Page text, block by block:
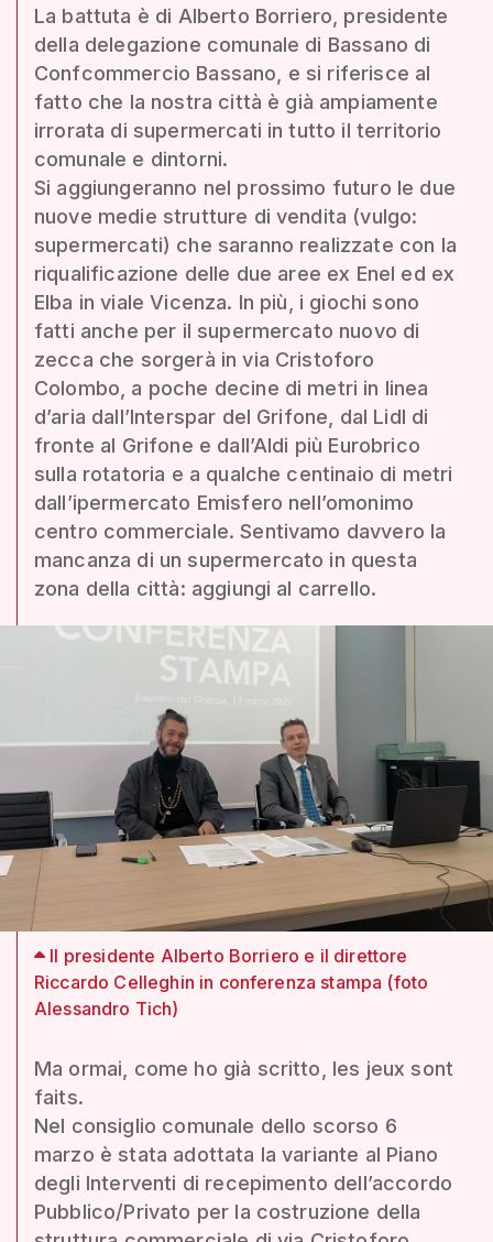
La battuta è di Alberto Borriero, presidente
della delegazione comunale di Bassano di
Confcommercio Bassano, e si riferisce al
fatto che la nostra città è già ampiamente
irrorata di supermercati in tutto il territorio
comunale e dintorni.
Si aggiungeranno nel prossimo futuro le due
nuove medie strutture di vendita (vulgo:
supermercati) che saranno realizzate con la
riqualificazione delle due aree ex Enel ed ex
Elba in viale Vicenza. In più, i giochi sono
fatti anche per il supermercato nuovo di
zecca che sorgerà in via Cristoforo
Colombo, a poche decine di metri in linea
d’aria dall’Interspar del Grifone, dal Lidl di
fronte al Grifone e dall’Aldi più Eurobrico
sulla rotatoria e a qualche centinaio di metri
dall’ipermercato Emisfero nell’omonimo
centro commerciale. Sentivamo davvero la
mancanza di un supermercato in questa
zona della città: aggiungi al carrello.
Il presidente Alberto Borriero e il direttore
Riccardo Celleghin in conferenza stampa (foto
Alessandro Tich)
Ma ormai, come ho già scritto, les jeux sont
faits.
Nel consiglio comunale dello scorso 6
marzo è stata adottata la variante al Piano
degli Interventi di recepimento dell’accordo
Pubblico/Privato per la costruzione della